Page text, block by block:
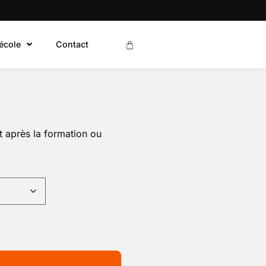
Contact
après la formation ou